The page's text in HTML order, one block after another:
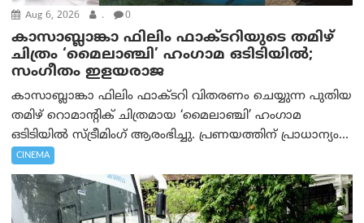
Aug 6, 2026 . 0
കാസാബ്ലാങ്കാ ഫിലിം ഫാക്ടറിയുടെ തമിഴ്
ചിത്രം ‘മൈലാഞ്ചി’ ഹംഗാമ ഒടിടിയിൽ;
സംഗീതം ഇളയരാജ
കാസാബ്ലാങ്കാ ഫിലിം ഫാക്ടറി വിതരണം ചെയ്യുന്ന പുതിയ
തമിഴ് റൊമാന്റിക് ചിത്രമായ ‘മൈലാഞ്ചി’ ഹംഗാമ
ഒടിടിയിൽ സ്ട്രീമിംഗ് ആരംഭിച്ചു. പ്രണയത്തിന് പ്രാധാന്യം...
CINEMA